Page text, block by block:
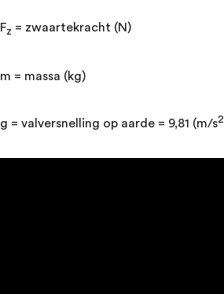
Fz = zwaartekracht (N)
m = massa (kg)
g = valversnelling op aarde = 9,81 (m/s2